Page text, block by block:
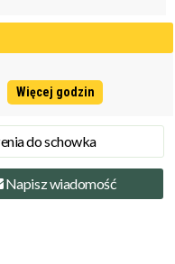
Więcej godzin
do schowka
Napiszwiadomość